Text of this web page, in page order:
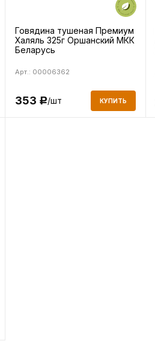
Говядина тушеная Премиум
Халяль 325г Оршанский МКК
Беларусь
Арт.: 00006362
353 Р/шт КУПИТЬ